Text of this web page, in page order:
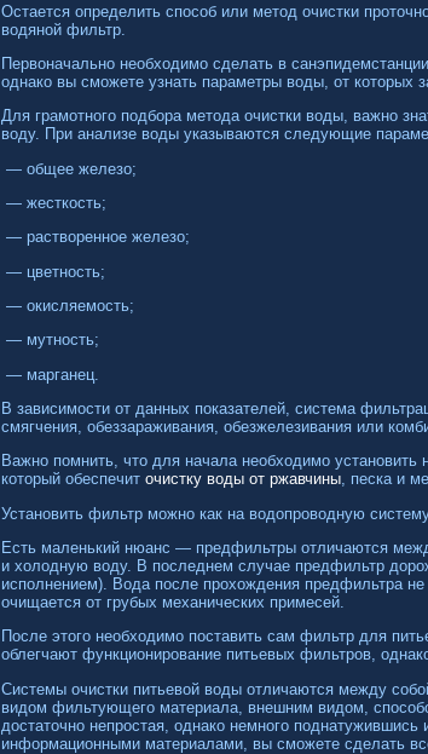
Остается определить способ или метод очистки
водяной фильтр.
Первоначально необходимо сделать в
однако вы сможете узнать параметры воды, от которых
Для грамотного подбора метода очистки воды, важно
воду. При анализе воды указываются следующие
— общее железо;
— жесткость;
— растворенное железо;
— цветность;
— окисляемость;
— мутность;
— марганец.
В зависимости от данных показателей, система
смягчения, обеззараживания, обезжелезивания или
Важно помнить, что для начала необходимо
который обеспечит очистку воды от ржавчины, песка и
Установить фильтр можно как на водопроводную
Есть маленький нюанс — предфильтры отличаются
и холодную воду. В последнем случае предфильтр
исполнением). Вода после прохождения предфильтра не
очищается от грубых механических примесей.
После этого необходимо поставить сам фильтр для
облегчают функционирование питьевых фильтров,
Системы очистки питьевой воды отличаются между
видом фильтующего материала, внешним видом,
достаточно непростая, однако немного
информационными материалами, вы сможете сделать